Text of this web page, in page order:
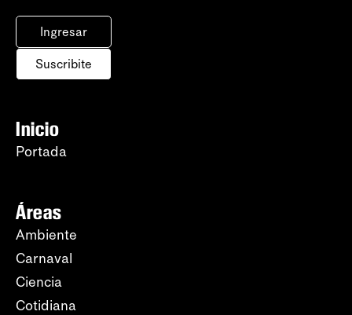
Ingresar
Suscribite
Inicio
Portada
Áreas
Ambiente
Carnaval
Ciencia
Cotidiana